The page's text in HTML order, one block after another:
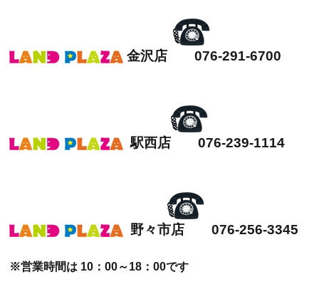
金沢店 076-291-6700
駅西店 076-239-1114
野々市店 076-256-3345
※営業時間は 10：00～18：00です